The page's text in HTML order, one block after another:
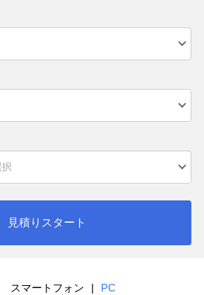
見積りスタート
スマートフォン | PC